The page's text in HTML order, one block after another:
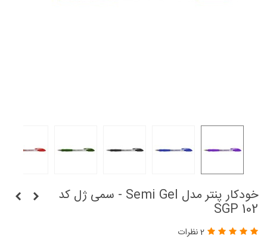
خودکار پنتر مدل Semi Gel - سمی ژل کد
SGP 102
2 نظرات